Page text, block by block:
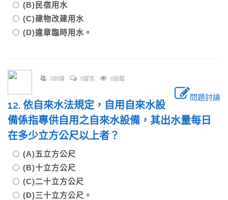
(B)民宿用水
(C)建物改建用水
(D)違章臨時用水。
0討論 0留言 0追蹤
問題討論
12. 依自來水法規定，自用自來水設
備係指專供自用之自來水設備，其出水量每日
在多少立方公尺以上者？
(A)五立方公尺
(B)十立方公尺
(C)二十立方公尺
(D)三十立方公尺。